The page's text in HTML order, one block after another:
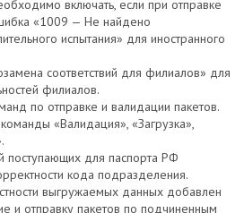
включать, если при отправке
«1009 — Не найдено
испытания» для иностранного
соответствий для филиалов» для
филиалов.
по отправке и валидации пакетов.
«Валидация», «Загрузка»,
поступающих для паспорта РФ
кода подразделения.
выгружаемых данных добавлен
и отправку пакетов по подчиненным